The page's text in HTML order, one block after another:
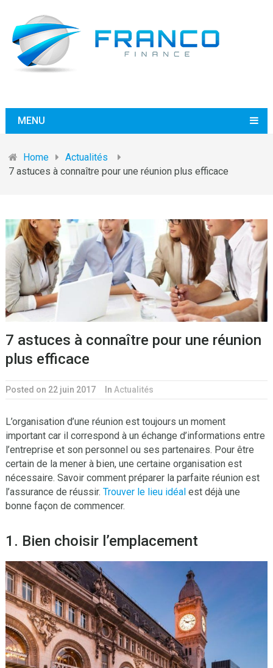
MENU
Home
Actualités
7 astuces à connaître pour une réunion plus efficace
7 astuces à connaître pour une réunion
plus efficace
Posted on 22 juin 2017 In Actualités
L’organisation d’une réunion est toujours un moment
important car il correspond à un échange d’informations entre
l’entreprise et son personnel ou ses partenaires. Pour être
certain de la mener à bien, une certaine organisation est
nécessaire. Savoir comment préparer la parfaite réunion est
l’assurance de réussir. Trouver le lieu idéalest déjà une
bonne façon de commencer.
1. Bien choisir l’emplacement